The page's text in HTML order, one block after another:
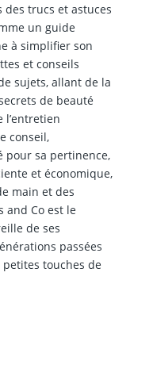
trucs et astuces
un guide
à simplifier son
et conseils
sujets, allant de la
de beauté
l’entretien
conseil,
pour sa pertinence,
et économique,
main et des
and Co est le
de ses
passées
touches de